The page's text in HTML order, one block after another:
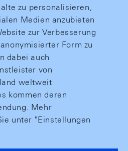
zu personalisieren,
Medien anzubieten
zur Verbesserung
Form zu
dabei auch
von
weltweit
kommen deren
Mehr
unter "Einstellungen